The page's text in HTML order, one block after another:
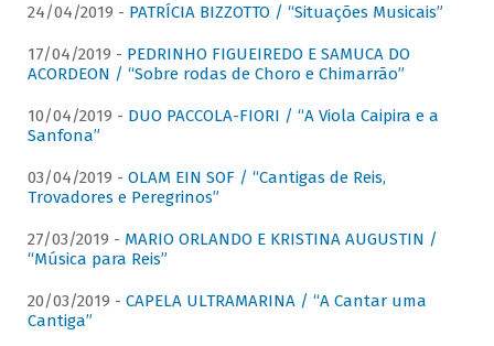
24/04/2019 - PATRÍCIA BIZZOTTO / “Situações Musicais”
17/04/2019 - PEDRINHO FIGUEIREDO E SAMUCA DO
ACORDEON / “Sobre rodas de Choro e Chimarrão”
10/04/2019 - DUO PACCOLA-FIORI / “A Viola Caipira e a
Sanfona”
03/04/2019 - OLAM EIN SOF / “Cantigas de Reis,
Trovadores e Peregrinos”
27/03/2019 - MARIO ORLANDO E KRISTINA AUGUSTIN /
“Música para Reis”
20/03/2019 - CAPELA ULTRAMARINA / “A Cantar uma
Cantiga”